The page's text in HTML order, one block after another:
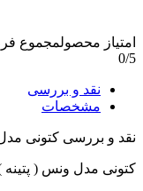
امتیاز محصولمجموع
0/5
نقد و بررسی
مشخصات
نقد و بررسی کتونی
کتونی مدل ونس (